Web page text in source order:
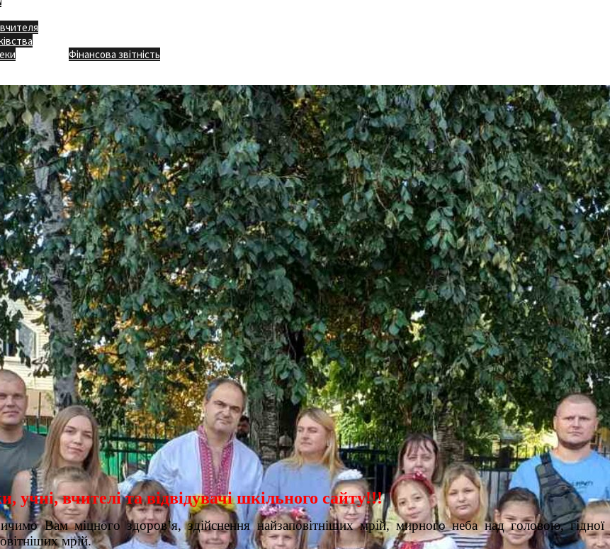
Фінансова звітність
учні, вчителі та відвідувачі шкільного сайту!!!
Вам міцного здоров’я, здійснення найзаповітніших мрій, мирного неба над головою, гідної
мрій.